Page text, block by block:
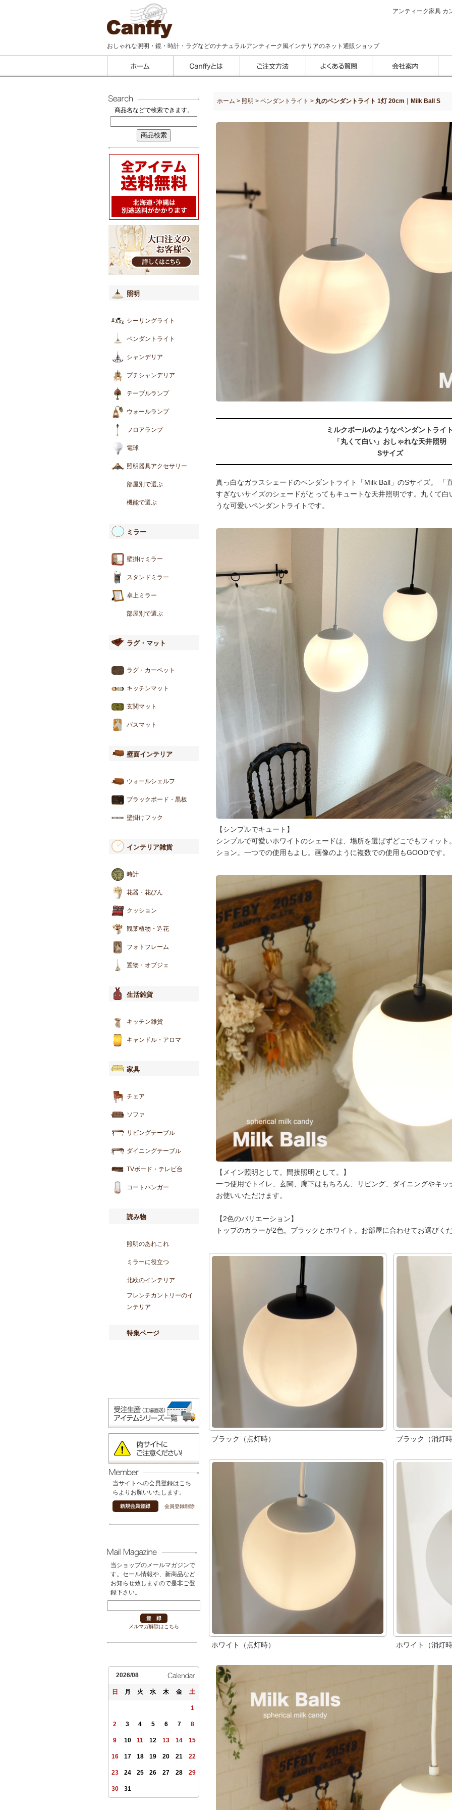
アンティーク家具 カ
おしゃれな照明・鏡・時計・ラグなどのナチュラルアンティーク風インテリアのネット通販ショップ
商品名などで検索できます。
照明
シーリングライト
ペンダントライト
シャンデリア
プチシャンデリア
テーブルランプ
ウォールランプ
フロアランプ
電球
照明器具アクセサリー
部屋別で選ぶ
機能で選ぶ
ミラー
壁掛けミラー
スタンドミラー
卓上ミラー
部屋別で選ぶ
ラグ・マット
ラグ・カーペット
キッチンマット
玄関マット
バスマット
壁面インテリア
ウォールシェルフ
ブラックボード・黒板
壁掛けフック
インテリア雑貨
時計
花器・花びん
クッション
観葉植物・造花
フォトフレーム
置物・オブジェ
生活雑貨
キッチン雑貨
キャンドル・アロマ
家具
チェア
ソファ
リビングテーブル
ダイニングテーブル
TVボード・テレビ台
コートハンガー
読み物
照明のあれこれ
ミラーに役立つ
北欧のインテリア
フレンチカントリーのイ
ンテリア
特集ページ
当サイトへの会員登録はこち
らよりお願いいたします。
会員登録削除
当ショップのメールマガジンで
す。セール情報や、新商品など
お知らせ致しますので是非ご登
録下さい。
メルマガ解除はこちら
2026/08
日 月 火 水 木 金 土
1
2 3 4 5 6 7 8
9 10 11 12 13 14 15
16 17 18 19 20 21 22
23 24 25 26 27 28 29
30 31
ホーム > 照明 > ペンダントライト > 丸のペンダントライト 1灯 20cm｜Milk Ball S
ミルクボールのようなペンダントライ
「丸くて白い」おしゃれな天井照明
Sサイズ
真っ白なガラスシェードのペンダントライト「Milk Ball」のSサイズ。 「
すぎないサイズのシェードがとってもキュートな天井照明です。丸くて
うな可愛いペンダントライトです。
【シンプルでキュート】
シンプルで可愛いホワイトのシェードは、場所を選ばずどこでもフィッ
ション。一つでの使用もよし。画像のように複数での使用もGOODです。
【メイン照明として。間接照明として。】
一つ使用でトイレ、玄関、廊下はもちろん、リビング、ダイニングやキ
お使いいただけます。
【2色のバリエーション】
トップのカラーが2色。ブラックとホワイト。お部屋に合わせてお選びく
ブラック（点灯時） ブラック（消灯
ホワイト（点灯時） ホワイト（消灯